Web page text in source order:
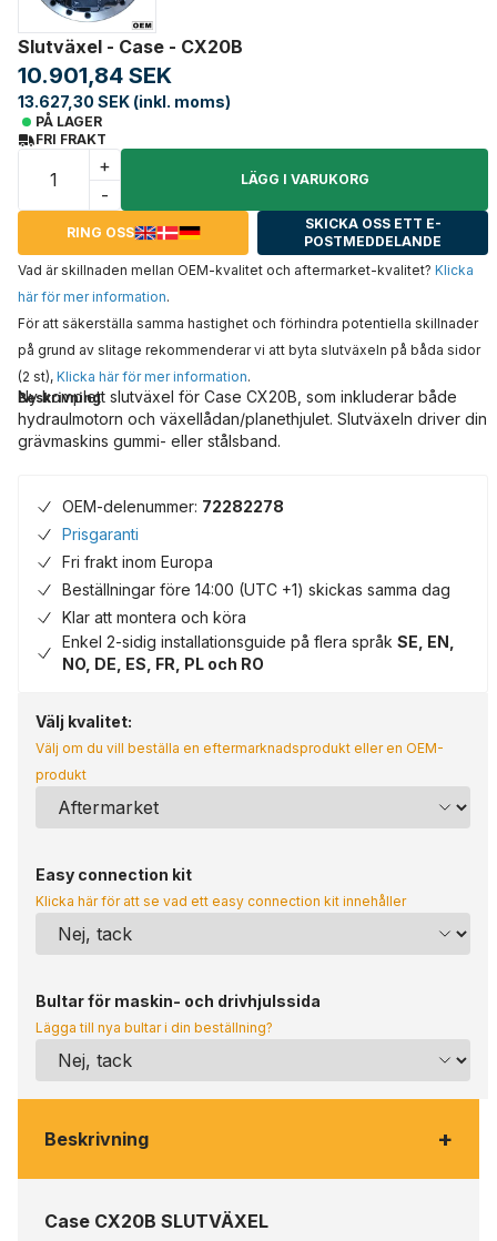
Slutväxel - Case - CX20B
10.901,84 SEK
13.627,30 SEK (inkl. moms)
PÅ LAGER
FRI FRAKT
+
-
LÄGG I VARUKORG
RING OSS
SKICKA OSS ETT E-
POSTMEDDELANDE
Vad är skillnaden mellan OEM-kvalitet och aftermarket-kvalitet? Klicka
här för mer information.
För att säkerställa samma hastighet och förhindra potentiella skillnader
på grund av slitage rekommenderar vi att byta slutväxeln på båda sidor
(2 st), Klicka här för mer information.
Beskrivning
Ny komplett slutväxel för Case CX20B, som inkluderar både
hydraulmotorn och växellådan/planethjulet. Slutväxeln driver din
grävmaskins gummi- eller stålsband.
OEM-delenummer: 72282278
Prisgaranti
Fri frakt inom Europa
Beställningar före 14:00 (UTC +1) skickas samma dag
Klar att montera och köra
Enkel 2-sidig installationsguide på flera språk SE, EN,
NO, DE, ES, FR, PL och RO
Välj kvalitet:
Välj om du vill beställa en eftermarknadsprodukt eller en OEM-
produkt
Easy connection kit
Klicka här för att se vad ett easy connection kit innehåller
Bultar för maskin- och drivhjulssida
Lägga till nya bultar i din beställning?
Beskrivning +
Case CX20B SLUTVÄXEL